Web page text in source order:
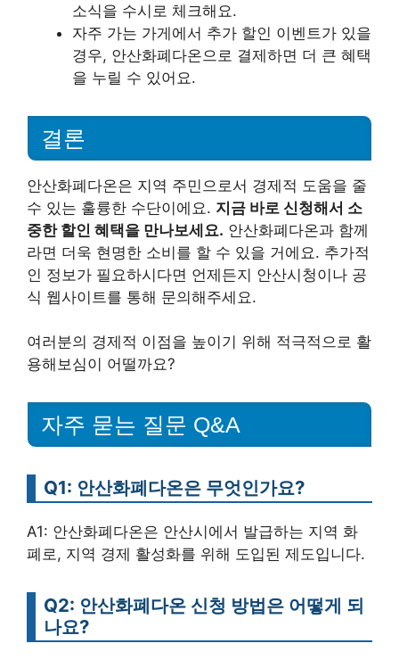
소식을 수시로 체크해요.
자주 가는 가게에서 추가 할인 이벤트가 있을
경우, 안산화폐다온으로 결제하면 더 큰 혜택
을 누릴 수 있어요.
결론
안산화폐다온은 지역 주민으로서 경제적 도움을 줄
수 있는 훌륭한 수단이에요. 지금 바로 신청해서 소
중한 할인 혜택을 만나보세요. 안산화폐다온과 함께
라면 더욱 현명한 소비를 할 수 있을 거에요. 추가적
인 정보가 필요하시다면 언제든지 안산시청이나 공
식 웹사이트를 통해 문의해주세요.
여러분의 경제적 이점을 높이기 위해 적극적으로 활
용해보심이 어떨까요?
자주 묻는 질문 Q&A
Q1: 안산화폐다온은 무엇인가요?
A1: 안산화폐다온은 안산시에서 발급하는 지역 화
폐로, 지역 경제 활성화를 위해 도입된 제도입니다.
Q2: 안산화폐다온 신청 방법은 어떻게 되
나요?